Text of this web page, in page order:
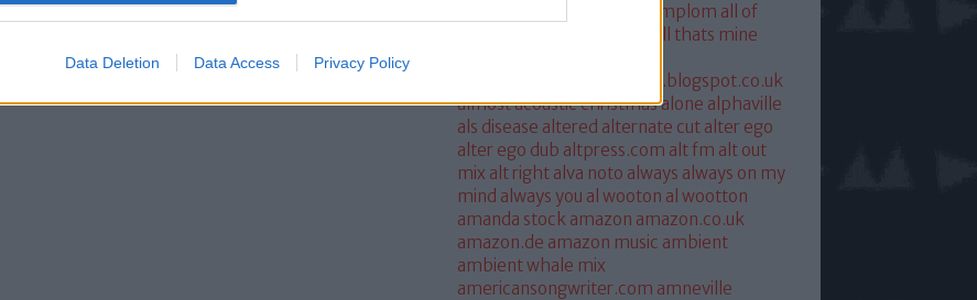
Data Deletion Data Access Privacy Policy
all hallows templom all of
all thats mine
almostpredictablealmost1.blogspot.co.uk
almost acoustic christmasalone alphaville
als disease altered alternate cut alter ego
alter ego dub altpress.com alt fm alt out
mix alt right alva noto always always on my
mind always you al wooton al wootton
amanda stock amazon amazon.co.uk
amazon.de amazon music ambient
ambient whale mix
americansongwriter.com amneville